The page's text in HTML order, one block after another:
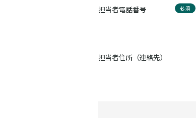
担当者電話番号 必須
担当者住所（連絡先）